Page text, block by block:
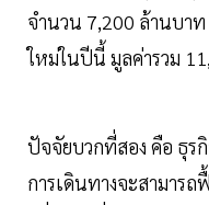
จำนวน 7,200 ล้านบาท
ใหม่ในปีนี้ มูลค่ารวม
ปัจจัยบวกที่สอง คือ ธุร
การเดินทางจะสามารถ